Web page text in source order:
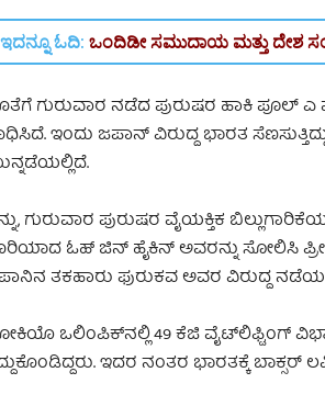
ಇದನ್ನೂ ಓದಿ: ಒಂದಿಡೀ ಸಮುದಾಯ ಮತ್ತು ದೇಶ
ಗುರುವಾರ ನಡೆದ ಪುರುಷರ ಹಾಕಿ ಪೂಲ್‌ ಎ
ಇಂದು ಜಪಾನ್ ವಿರುದ್ದ ಭಾರತ
ಗುರುವಾರ ಪುರುಷರ ವೈಯಕ್ತಿಕ
ಓಹ್ ಜಿನ್ ಹೈಕಿನ್ ಅವರನ್ನು ಸೋಲಿಸಿ
ತಕಹಾರು ಫುರುಕವ ಅವರ ವಿರುದ್ದ
ಒಲಿಂಪಿಕ್‌ನಲ್ಲಿ 49 ಕೆಜಿ ವೈಟ್‌ಲಿಫ್ಟಿಂಗ್‌
ಇದರ ನಂತರ ಭಾರತಕ್ಕೆ